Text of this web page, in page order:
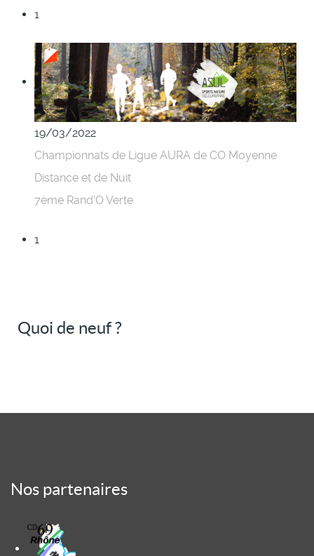
1
19/03/2022
Championnats de Ligue AURA de CO Moyenne
Distance et de Nuit
7ème Rand'O Verte
1
Quoi de neuf ?
Nos partenaires